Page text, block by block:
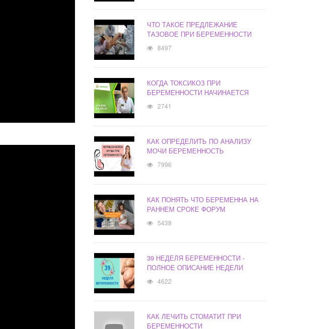
ЧТО ТАКОЕ ПРЕДЛЕЖАНИЕ
ТАЗОВОЕ ПРИ БЕРЕМЕННОСТИ
8497
КОГДА ТОКСИКОЗ ПРИ
БЕРЕМЕННОСТИ НАЧИНАЕТСЯ
2741
КАК ОПРЕДЕЛИТЬ ПО АНАЛИЗУ
МОЧИ БЕРЕМЕННОСТЬ
7996
КАК ПОНЯТЬ ЧТО БЕРЕМЕННА НА
РАННЕМ СРОКЕ ФОРУМ
5438
39 НЕДЕЛЯ БЕРЕМЕННОСТИ -
ПОЛНОЕ ОПИСАНИЕ НЕДЕЛИ
4622
КАК ЛЕЧИТЬ СТОМАТИТ ПРИ
БЕРЕМЕННОСТИ